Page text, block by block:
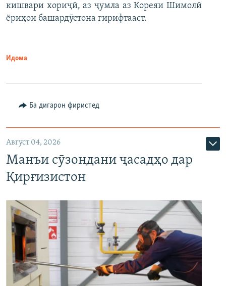
кишвари хориҷӣ, аз ҷумла аз Кореяи Шимолӣ
ёриҳои башардӯстона гирифтааст.
Идома
Ба дигарон фиристед
Август 04, 2026
Манъи сӯзондани ҷасадҳо дар
Қирғизистон